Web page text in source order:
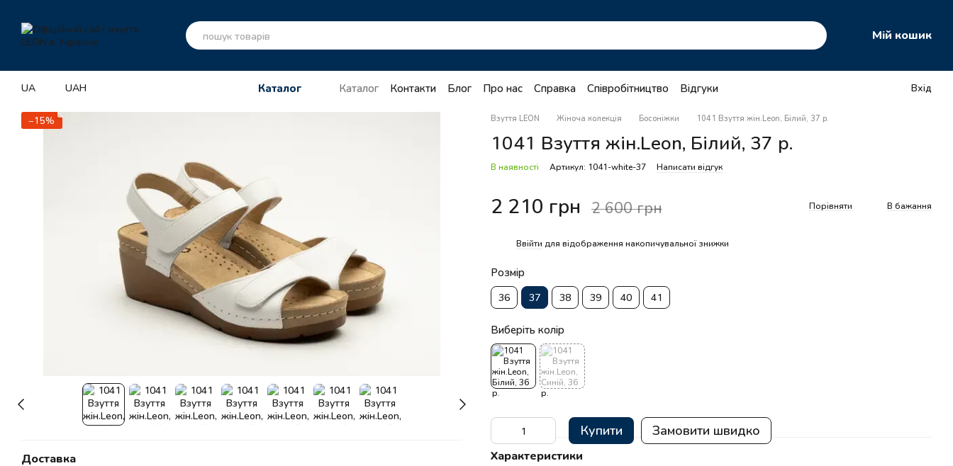
Мій кошик
UA UAH Каталог Каталог Контакти Блог Про нас Справка Співробітництво Відгуки Вхід
−15%
Доставка
Взуття LEON Жіноча колекція Босоніжки 1041 Взуття жін.Leon, Білий, 37 р.
1041 Взуття жін.Leon, Білий, 37 р.
В наявності Артикул: 1041-white-37 Написати відгук
2 210 грн 2 600 грн Порівняти В бажання
Ввійти для відображення накопичувальної знижки
Розмір
36 37 38 39 40 41
Виберіть колір
Купити Замовити швидко
Характеристики